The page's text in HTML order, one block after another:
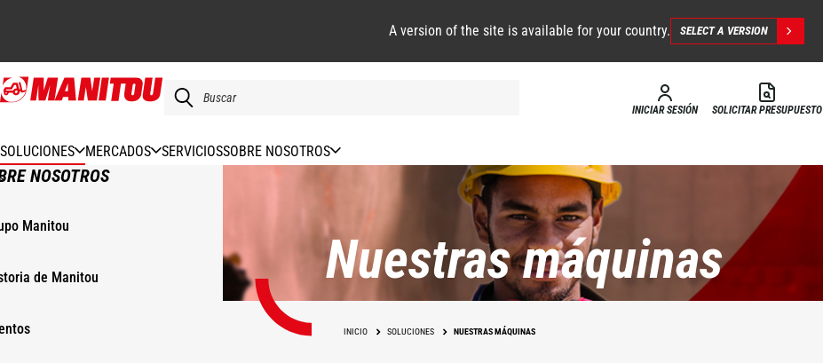
Pasar
al
A version of the site is available for your country. SELECT A VERSION
INICIAR SESIÓN SOLICITAR PRESUPUESTO
SOLUCIONES MERCADOS SERVICIOSSOBRE NOSOTROS
NOSOTROS
Manitou
de Manitou Nuestras máquinas
INICIO SOLUCIONES NUESTRAS MÁQUINAS